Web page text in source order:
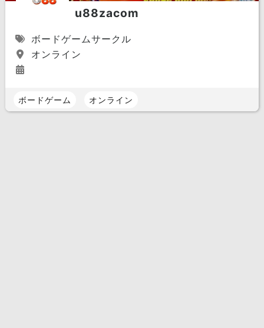
u88zacom
ボードゲームサークル
オンライン
ボードゲーム オンライン